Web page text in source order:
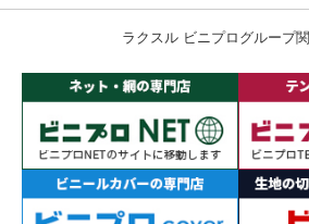
ラクスル ビニプログループ